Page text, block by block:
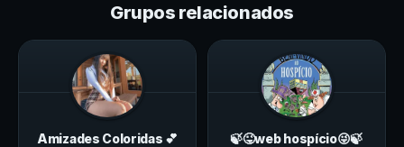
Grupos relacionados
Amizades Coloridas 💕 🍃😜web hospício😜🍃